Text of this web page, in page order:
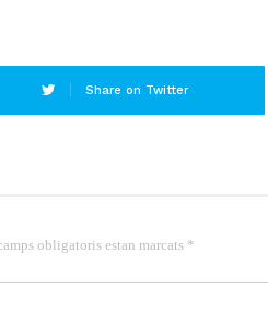
Share on Twitter
obligatoris estan marcats *